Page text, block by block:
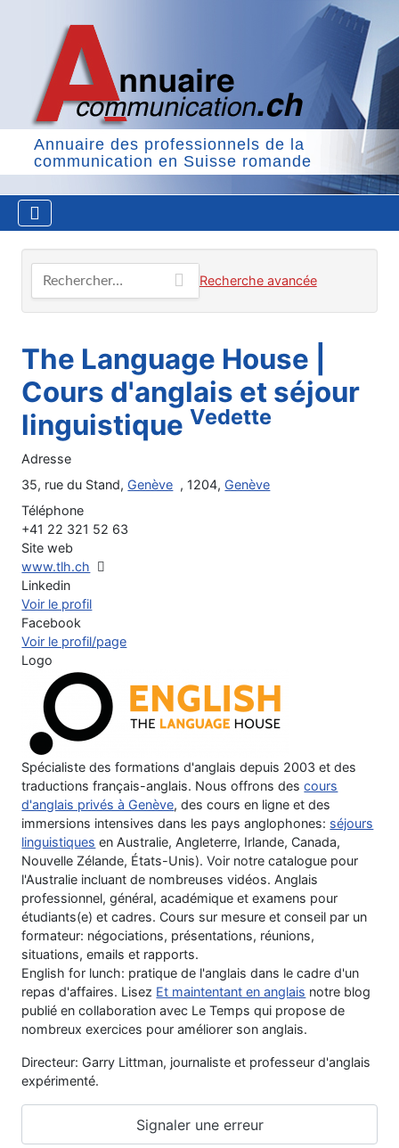
Annuaire des professionnels de la
communication en Suisse romande
Recherche avancée
The Language House |
Cours d'anglais et séjour
linguistique Vedette
Adresse
35, rue du Stand,Genève , 1204,Genève
Téléphone
+41 22 321 52 63
Site web
www.tlh.ch
Linkedin
Voir le profil
Facebook
Voir le profil/page
Logo
Spécialiste des formations d'anglais depuis 2003 et des
traductions français-anglais. Nous offrons descours
d'anglais privés à Genève, des cours en ligne et des
immersions intensives dans les pays anglophones: séjours
linguistiques en Australie, Angleterre, Irlande, Canada,
Nouvelle Zélande, États-Unis). Voir notre catalogue pour
l'Australie incluant de nombreuses vidéos. Anglais
professionnel, général, académique et examens pour
étudiants(e) et cadres. Cours sur mesure et conseil par un
formateur: négociations, présentations, réunions,
situations, emails et rapports.
English for lunch: pratique de l'anglais dans le cadre d'un
repas d'affaires. Lisez Et maintentant en anglais notre blog
publié en collaboration avec Le Temps qui propose de
nombreux exercices pour améliorer son anglais.
Directeur: Garry Littman, journaliste et professeur d'anglais
expérimenté.
Signaler une erreur